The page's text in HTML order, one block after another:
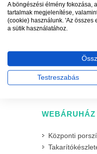
WEBÁRUHÁZ
Központi
A böngészési élmény fokozása,
tartalmak megjelenítése,
(cookie) használunk. 'Az összes
a sütik használatához.
Testreszabás